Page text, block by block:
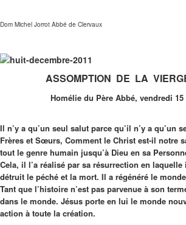
Dom Michel Jorrot Abbé de Clervaux
ASSOMPTION DE LA
Homélie du Père Abbé, vendredi 15
Il n’y a qu’un seul salut parce qu’il n’y a qu’un
Frères et Sœurs, Comment le Christ est-il notre
tout le genre humain jusqu’à Dieu en sa
Cela, il l’a réalisé par sa résurrection en
détruit le péché et la mort. Il a régénéré le
Tant que l’histoire n’est pas parvenue à son
dans le monde. Jésus porte en lui le monde
action à toute la création.